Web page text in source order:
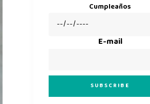
Cumpleaños
E-mail